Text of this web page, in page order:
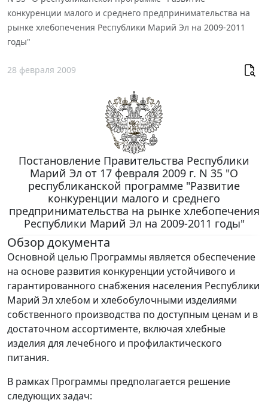
конкуренции малого и среднего предпринимательства на
рынке хлебопечения Республики Марий Эл на 2009-2011
годы"
28 февраля 2009
Постановление Правительства Республики
Марий Эл от 17 февраля 2009 г. N 35 "О
республиканской программе "Развитие
конкуренции малого и среднего
предпринимательства на рынке хлебопечения
Республики Марий Эл на 2009-2011 годы"
Обзор документа
Основной целью Программы является обеспечение
на основе развития конкуренции устойчивого и
гарантированного снабжения населения Республики
Марий Эл хлебом и хлебобулочными изделиями
собственного производства по доступным ценам и в
достаточном ассортименте, включая хлебные
изделия для лечебного и профилактического
питания.
В рамках Программы предполагается решение
следующих задач: